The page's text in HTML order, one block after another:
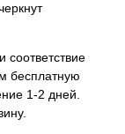
соответствие
бесплатную
1-2 дней.